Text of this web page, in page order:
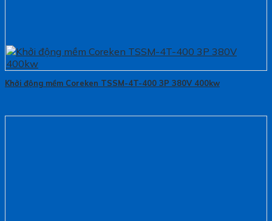
Khởi động mềm Coreken TSSM-4T-400 3P 380V 400kw